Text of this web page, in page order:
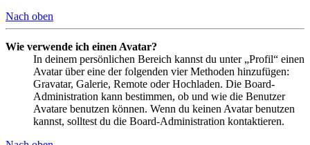
Nach oben
Wie verwende ich einen Avatar?
In deinem persönlichen Bereich kannst du unter „Profil“ einen
Avatar über eine der folgenden vier Methoden hinzufügen:
Gravatar, Galerie, Remote oder Hochladen. Die Board-
Administration kann bestimmen, ob und wie die Benutzer
Avatare benutzen können. Wenn du keinen Avatar benutzen
kannst, solltest du die Board-Administration kontaktieren.